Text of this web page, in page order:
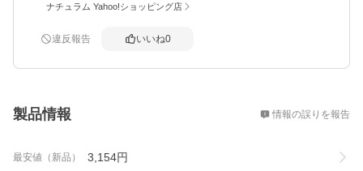
ナチュラム Yahoo!ショッピング店
違反報告 いいね0
製品情報 情報の誤りを報告
最安値（新品） 3,154円